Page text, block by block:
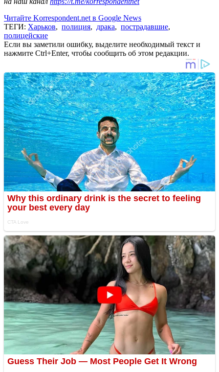
Читайте Korrespondent.net в Google News
ТЕГИ: Харьков, полиция, драка, пострадавшие,
полицейские
Если вы заметили ошибку, выделите необходимый текст и
нажмите Ctrl+Enter, чтобы сообщить об этом редакции.